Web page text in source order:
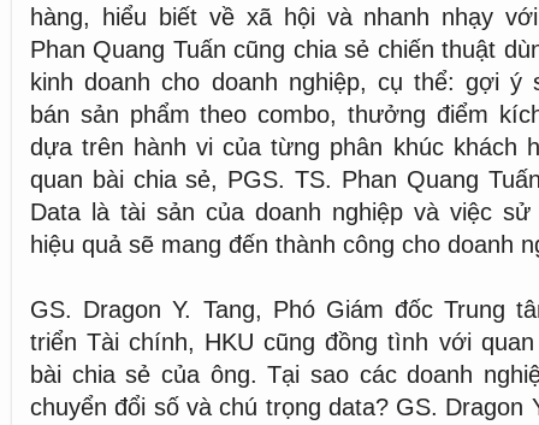
hàng, hiểu biết về xã hội và nhanh nhạy
Phan Quang Tuấn cũng chia sẻ chiến thuật
kinh doanh cho doanh nghiệp, cụ thể: gợi ý
bán sản phẩm theo combo, thưởng điểm
dựa trên hành vi của từng phân khúc khách
quan bài chia sẻ, PGS. TS. Phan Quang
Data là tài sản của doanh nghiệp và việc
hiệu quả sẽ mang đến thành công cho doanh
GS. Dragon Y. Tang, Phó Giám đốc Trung
triển Tài chính, HKU cũng đồng tình với
bài chia sẻ của ông. Tại sao các doanh
chuyển đổi số và chú trọng data? GS. Dragon